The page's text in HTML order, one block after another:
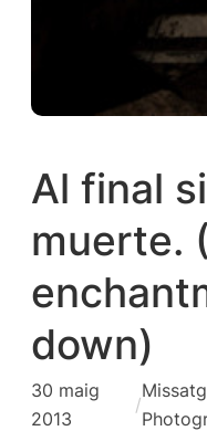
Al final
muerte.
down)
30 maig
2013
/